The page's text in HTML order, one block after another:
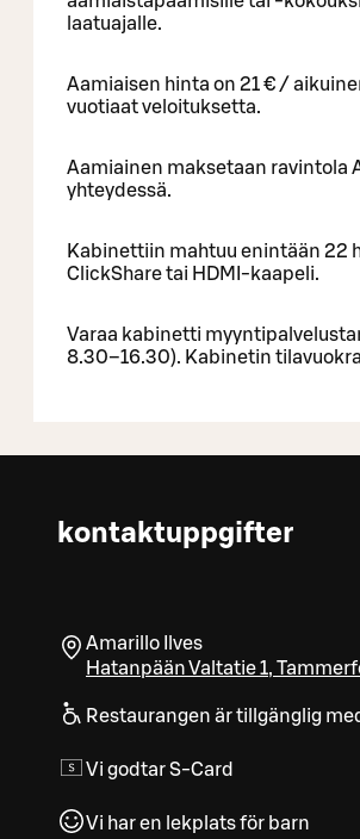
laatuajalle.
Aamiaisen hinta on 21 € /
vuotiaat veloituksetta.
Aamiainen maksetaan ravintola
yhteydessä.
Kabinettiin mahtuu enintään 22
ClickShare tai HDMI-kaapeli.
Varaa kabinetti
8.30–16.30). Kabinetin
kontaktuppgifter
Amarillo Ilves
Hatanpään Valtatie 1,
Restaurangen är tillgänglig
Vi godtar S-Card
Vi har en lekplats för barn